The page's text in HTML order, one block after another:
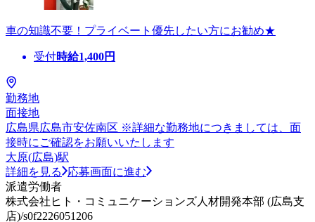
車の知識不要！プライベート優先したい方にお勧め★
受付時給1,400円
勤務地
面接地
広島県広島市安佐南区 ※詳細な勤務地につきましては、面
接時にご確認をお願いいたします
大原(広島)駅
詳細を見る
応募画面に進む
派遣労働者
株式会社ヒト・コミュニケーションズ人材開発本部 (広島支
店)/s0f2226051206